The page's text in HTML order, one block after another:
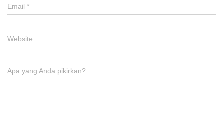
Email *
Website
Apa yang Anda pikirkan?